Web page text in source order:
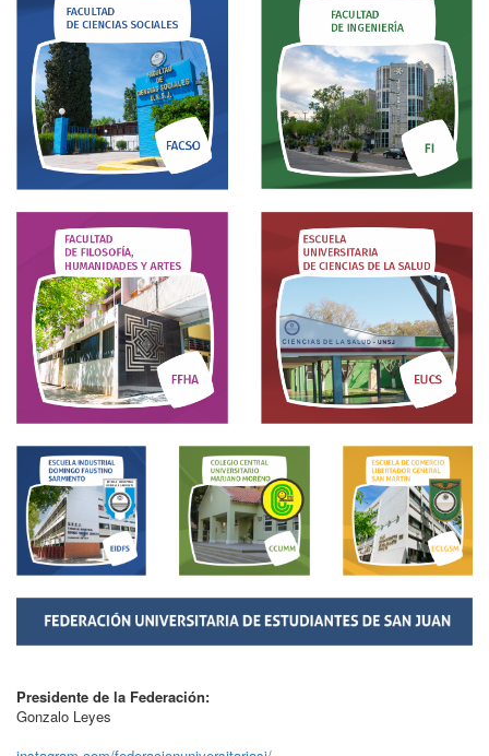
Presidente de la Federación:
Gonzalo Leyes